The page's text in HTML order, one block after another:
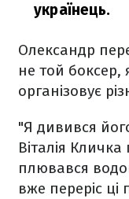
українець.
Олександр
не той
організовує
"Я дивився
Віталія
плювався
вже переріс ці